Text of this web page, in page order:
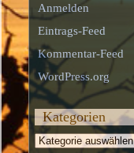
Anmelden
Eintrags-Feed
Kommentar-Feed
WordPress.org
Kategorien
Kategorien